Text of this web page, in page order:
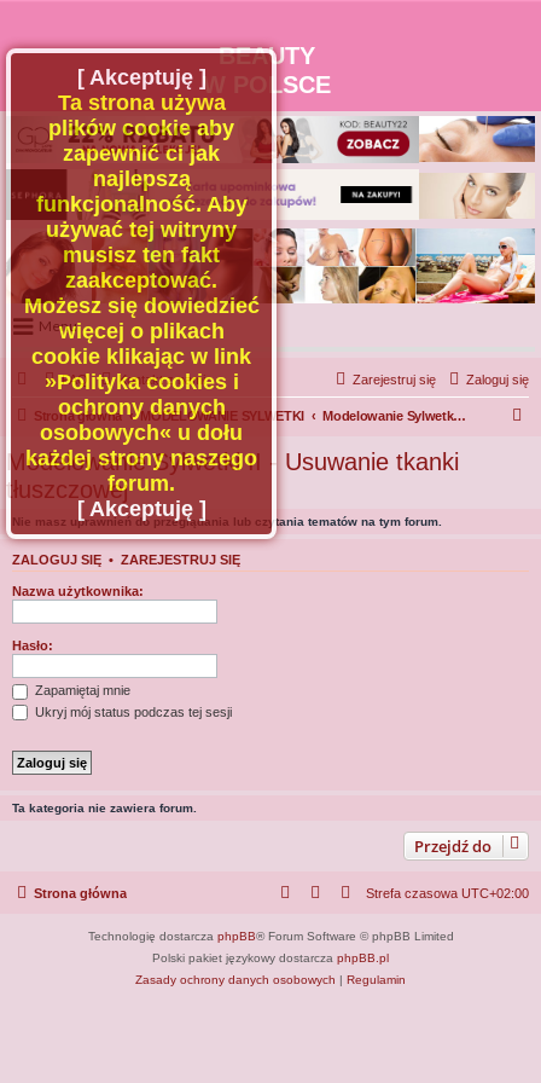
BEAUTY
W POLSCE
Menu
Portal
Facebook
Regulamin
Zapytaj administratora
Kontakt
FAQ Kontakt z nami Zaloguj się
Zarejestruj się
Strona główna MODELOWANIE SYLWETKI Modelowanie Sylwetki II - Usuwanie tkanki tłuszczowej
Modelowanie Sylwetki II - Usuwanie tkanki
tłuszczowej
Nie masz uprawnień do przeglądania lub czytania tematów na tym forum.
ZALOGUJ SIĘ • ZAREJESTRUJ SIĘ
Nazwa użytkownika:
Hasło:
Zapamiętaj mnie
Ukryj mój status podczas tej sesji
Ta kategoria nie zawiera forum.
Przejdź do
[ Akceptuję ]
Ta strona używa
plików cookie aby
zapewnić ci jak
najlepszą
funkcjonalność. Aby
używać tej witryny
musisz ten fakt
zaakceptować.
Możesz się dowiedzieć
więcej o plikach
cookie klikając w link
»Polityka cookies i
ochrony danych
osobowych« u dołu
każdej strony naszego
forum.
[ Akceptuję ]
Strona główna Strefa czasowa UTC+02:00
Technologię dostarcza phpBB® Forum Software © phpBB Limited
Polski pakiet językowy dostarcza phpBB.pl
Zasady ochrony danych osobowych | Regulamin